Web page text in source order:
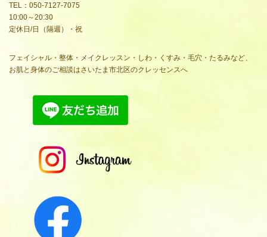
TEL：050-7127-7075
10:00～20:30
定休日/日（隔週）・祝
フェイシャル・整体・メイクレッスン・しわ・くすみ・毛穴・たるみなど、
お肌と身体のご相談はさいたま市北区のクレッセンスへ